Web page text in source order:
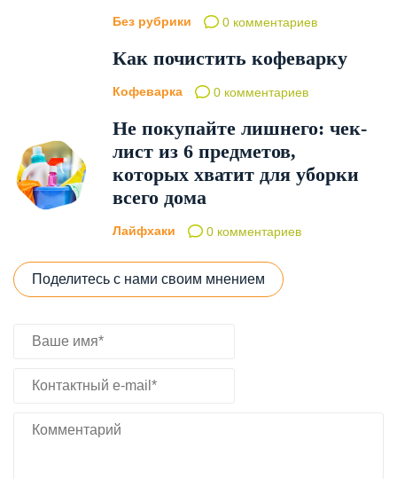
Без рубрики 0 комментариев
Как почистить кофеварку
Кофеварка 0 комментариев
Не покупайте лишнего: чек-
лист из 6 предметов,
которых хватит для уборки
всего дома
Лайфхаки 0 комментариев
Поделитесь с нами своим мнением